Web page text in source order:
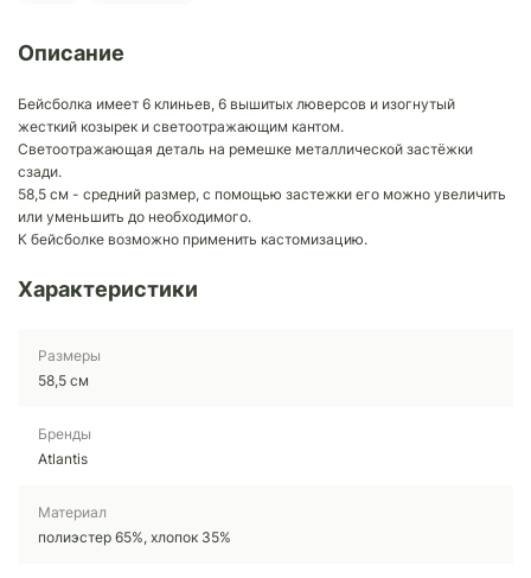
Описание
Бейсболка имеет 6 клиньев, 6 вышитых люверсов и изогнутый
жесткий козырек и светоотражающим кантом.
Светоотражающая деталь на ремешке металлической застёжки
сзади.
58,5 см - средний размер, с помощью застежки его можно увеличить
или уменьшить до необходимого.
К бейсболке возможно применить кастомизацию.
Характеристики
Размеры
58,5 см
Бренды
Atlantis
Материал
полиэстер 65%, хлопок 35%